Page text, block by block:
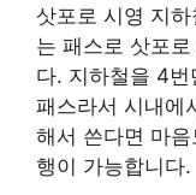
삿포로 시영 지
는 패스로 삿포
다. 지하철을 4
패스라서 시내에
해서 쓴다면 마
행이 가능합니다.